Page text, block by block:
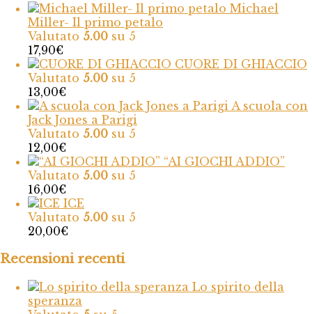
Michael
Miller- Il primo petalo
Valutato 5.00 su 5
17,90€
CUORE DI GHIACCIO
Valutato 5.00 su 5
13,00€
A scuola con
Jack Jones a Parigi
Valutato 5.00 su 5
12,00€
“AI GIOCHI ADDIO”
Valutato 5.00 su 5
16,00€
ICE
Valutato 5.00 su 5
20,00€
Recensioni recenti
Lo spirito della
speranza